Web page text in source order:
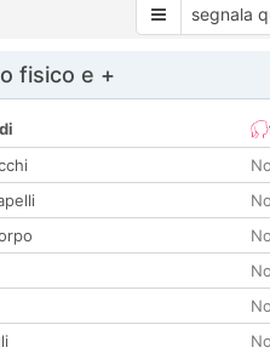
segnala
fisico e +